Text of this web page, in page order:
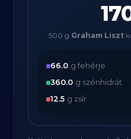
500 g Graham Liszt
66.0 g fehérje
360.0 g szénhidrát
12.5 g zsír